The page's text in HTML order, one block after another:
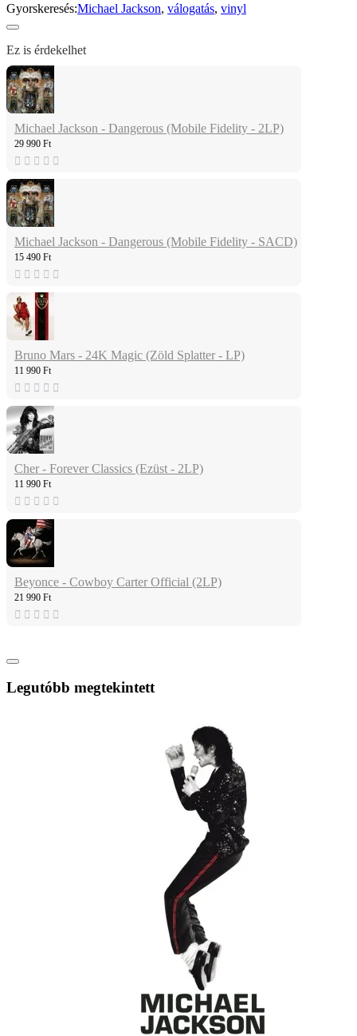
Gyorskeresés:Michael Jackson, válogatás, vinyl
Ez is érdekelhet
Michael Jackson - Dangerous (Mobile Fidelity - 2LP)
29 990 Ft
Michael Jackson - Dangerous (Mobile Fidelity - SACD)
15 490 Ft
Bruno Mars - 24K Magic (Zöld Splatter - LP)
11 990 Ft
Cher - Forever Classics (Ezüst - 2LP)
11 990 Ft
Beyonce - Cowboy Carter Official (2LP)
21 990 Ft
Legutóbb megtekintett